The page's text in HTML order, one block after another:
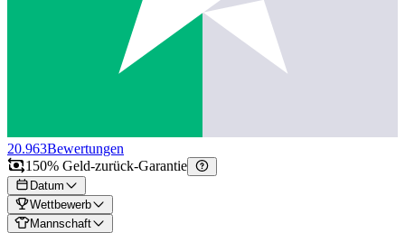
20.963Bewertungen
150% Geld-zurück-Garantie
Datum
Wettbewerb
Mannschaft